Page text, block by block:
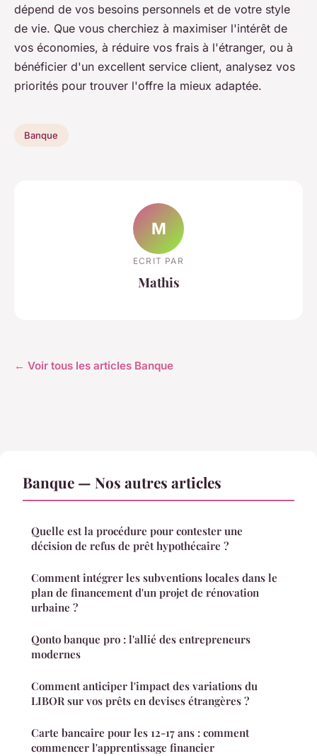
dépend de vos besoins personnels et de votre style
de vie. Que vous cherchiez à maximiser l'intérêt de
vos économies, à réduire vos frais à l'étranger, ou à
bénéficier d'un excellent service client, analysez vos
priorités pour trouver l'offre la mieux adaptée.
Banque
M
ECRIT PAR
Mathis
← Voir tous les articles Banque
Banque — Nos autres articles
Quelle est la procédure pour contester une
décision de refus de prêt hypothécaire ?
Comment intégrer les subventions locales dans le
plan de financement d'un projet de rénovation
urbaine ?
Qonto banque pro : l'allié des entrepreneurs
modernes
Comment anticiper l'impact des variations du
LIBOR sur vos prêts en devises étrangères ?
Carte bancaire pour les 12-17 ans : comment
commencer l'apprentissage financier